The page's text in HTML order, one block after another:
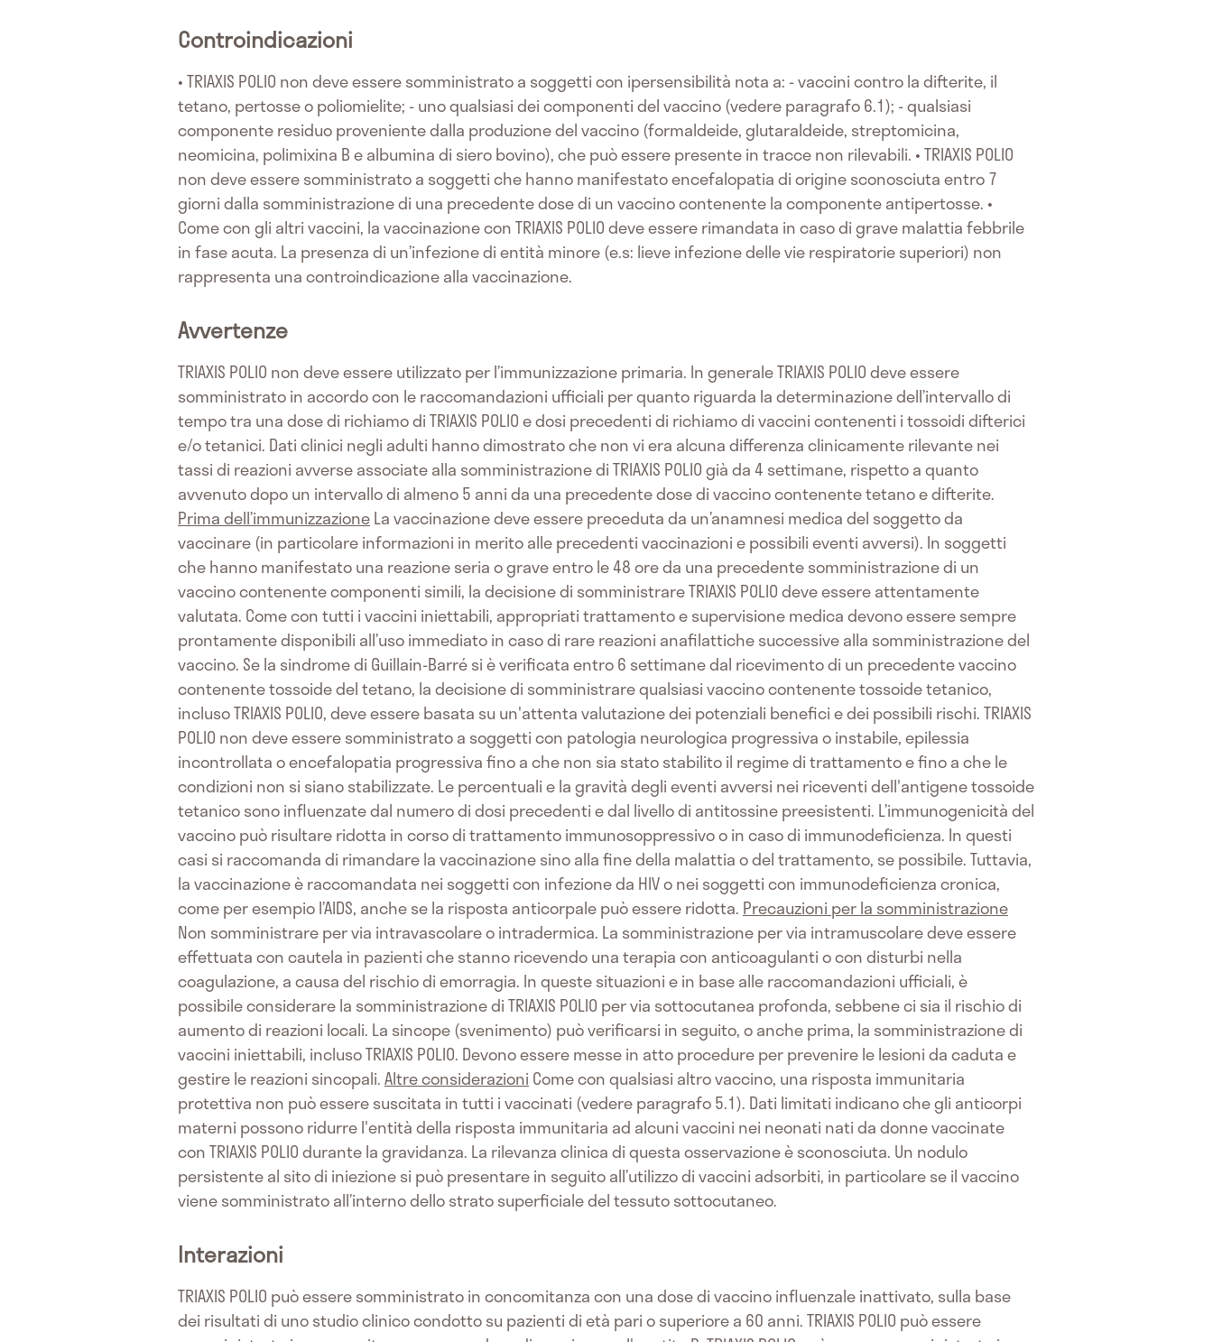
Controindicazioni
• TRIAXIS POLIO non deve essere somministrato a soggetti con ipersensibilità nota a: - vaccini contro la difterite, il
tetano, pertosse o poliomielite; - uno qualsiasi dei componenti del vaccino (vedere paragrafo 6.1); - qualsiasi
componente residuo proveniente dalla produzione del vaccino (formaldeide, glutaraldeide, streptomicina,
neomicina, polimixina B e albumina di siero bovino), che può essere presente in tracce non rilevabili. • TRIAXIS POLIO
non deve essere somministrato a soggetti che hanno manifestato encefalopatia di origine sconosciuta entro 7
giorni dalla somministrazione di una precedente dose di un vaccino contenente la componente antipertosse. •
Come con gli altri vaccini, la vaccinazione con TRIAXIS POLIO deve essere rimandata in caso di grave malattia febbrile
in fase acuta. La presenza di un’infezione di entità minore (e.s: lieve infezione delle vie respiratorie superiori) non
rappresenta una controindicazione alla vaccinazione.
Avvertenze
TRIAXIS POLIO non deve essere utilizzato per l’immunizzazione primaria. In generale TRIAXIS POLIO deve essere
somministrato in accordo con le raccomandazioni ufficiali per quanto riguarda la determinazione dell’intervallo di
tempo tra una dose di richiamo di TRIAXIS POLIO e dosi precedenti di richiamo di vaccini contenenti i tossoidi difterici
e/o tetanici. Dati clinici negli adulti hanno dimostrato che non vi era alcuna differenza clinicamente rilevante nei
tassi di reazioni avverse associate alla somministrazione di TRIAXIS POLIO già da 4 settimane, rispetto a quanto
avvenuto dopo un intervallo di almeno 5 anni da una precedente dose di vaccino contenente tetano e difterite.
Prima dell’immunizzazioneLa vaccinazione deve essere preceduta da un’anamnesi medica del soggetto da
vaccinare (in particolare informazioni in merito alle precedenti vaccinazioni e possibili eventi avversi). In soggetti
che hanno manifestato una reazione seria o grave entro le 48 ore da una precedente somministrazione di un
vaccino contenente componenti simili, la decisione di somministrare TRIAXIS POLIO deve essere attentamente
valutata. Come con tutti i vaccini iniettabili, appropriati trattamento e supervisione medica devono essere sempre
prontamente disponibili all’uso immediato in caso di rare reazioni anafilattiche successive alla somministrazione del
vaccino. Se la sindrome di Guillain-Barré si è verificata entro 6 settimane dal ricevimento di un precedente vaccino
contenente tossoide del tetano, la decisione di somministrare qualsiasi vaccino contenente tossoide tetanico,
incluso TRIAXIS POLIO, deve essere basata su un'attenta valutazione dei potenziali benefici e dei possibili rischi. TRIAXIS
POLIO non deve essere somministrato a soggetti con patologia neurologica progressiva o instabile, epilessia
incontrollata o encefalopatia progressiva fino a che non sia stato stabilito il regime di trattamento e fino a che le
condizioni non si siano stabilizzate. Le percentuali e la gravità degli eventi avversi nei riceventi dell'antigene tossoide
tetanico sono influenzate dal numero di dosi precedenti e dal livello di antitossine preesistenti. L’immunogenicità del
vaccino può risultare ridotta in corso di trattamento immunosoppressivo o in caso di immunodeficienza. In questi
casi si raccomanda di rimandare la vaccinazione sino alla fine della malattia o del trattamento, se possibile. Tuttavia,
la vaccinazione è raccomandata nei soggetti con infezione da HIV o nei soggetti con immunodeficienza cronica,
come per esempio l’AIDS, anche se la risposta anticorpale può essere ridotta. Precauzioni per la somministrazione
Non somministrare per via intravascolare o intradermica. La somministrazione per via intramuscolare deve essere
effettuata con cautela in pazienti che stanno ricevendo una terapia con anticoagulanti o con disturbi nella
coagulazione, a causa del rischio di emorragia. In queste situazioni e in base alle raccomandazioni ufficiali, è
possibile considerare la somministrazione di TRIAXIS POLIO per via sottocutanea profonda, sebbene ci sia il rischio di
aumento di reazioni locali. La sincope (svenimento) può verificarsi in seguito, o anche prima, la somministrazione di
vaccini iniettabili, incluso TRIAXIS POLIO. Devono essere messe in atto procedure per prevenire le lesioni da caduta e
gestire le reazioni sincopali.Altre considerazioni Come con qualsiasi altro vaccino, una risposta immunitaria
protettiva non può essere suscitata in tutti i vaccinati (vedere paragrafo 5.1). Dati limitati indicano che gli anticorpi
materni possono ridurre l'entità della risposta immunitaria ad alcuni vaccini nei neonati nati da donne vaccinate
con TRIAXIS POLIO durante la gravidanza. La rilevanza clinica di questa osservazione è sconosciuta. Un nodulo
persistente al sito di iniezione si può presentare in seguito all’utilizzo di vaccini adsorbiti, in particolare se il vaccino
viene somministrato all’interno dello strato superficiale del tessuto sottocutaneo.
Interazioni
TRIAXIS POLIO può essere somministrato in concomitanza con una dose di vaccino influenzale inattivato, sulla base
dei risultati di uno studio clinico condotto su pazienti di età pari o superiore a 60 anni. TRIAXIS POLIO può essere